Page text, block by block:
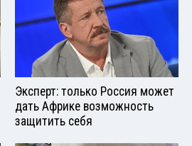
Эксперт: только Россия может
дать Африке возможность
защитить себя